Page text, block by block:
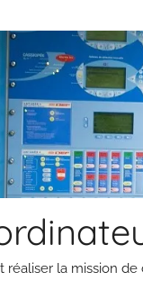
la mission de